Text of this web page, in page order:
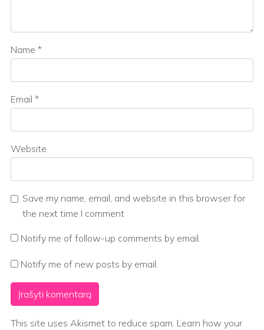
Name *
Email *
Website
Save my name, email, and website in this browser for
the next time I comment
Notify me of follow-up comments by email.
Notify me of new posts by email.
This site uses Akismet to reduce spam. Learn how your